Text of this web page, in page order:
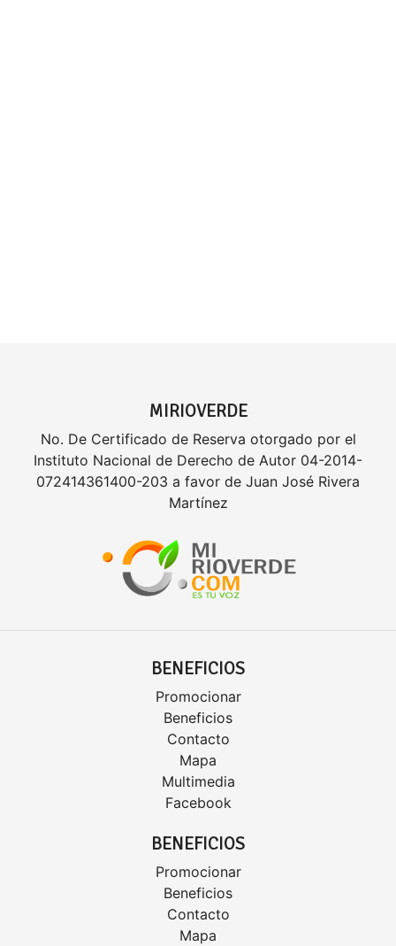
MIRIOVERDE
No. De Certificado de Reserva otorgado por el
Instituto Nacional de Derecho de Autor 04-2014-
072414361400-203 a favor de Juan José Rivera
Martínez
BENEFICIOS
Promocionar
Beneficios
Contacto
Mapa
Multimedia
Facebook
BENEFICIOS
Promocionar
Beneficios
Contacto
Mapa